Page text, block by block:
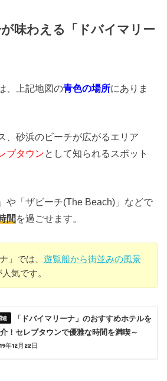
味わえる「ドバイマリー
、上記地図の青色の場所にありま
、砂浜のビーチが広がるエリア
ブタウンとして知られるスポット
や「ザビーチ(The Beach)」などで
間を過ごせます。
」では、 遊覧船から街並みの風景
人気です。
「ドバイマリーナ」のおすすめホテルを
！セレブタウンで優雅な時間を満喫～
年12月22日